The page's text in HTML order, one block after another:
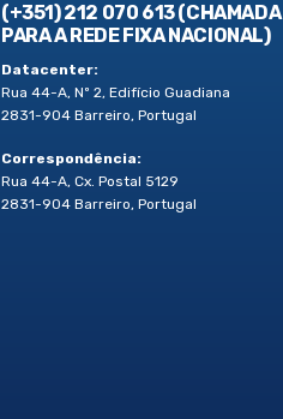
(+351) 212 070 613 (CHAMADA
PARA A REDE FIXA NACIONAL)
Datacenter:
Rua 44-A, Nº 2, Edifício Guadiana
2831-904 Barreiro, Portugal
Correspondência:
Rua 44-A, Cx. Postal 5129
2831-904 Barreiro, Portugal